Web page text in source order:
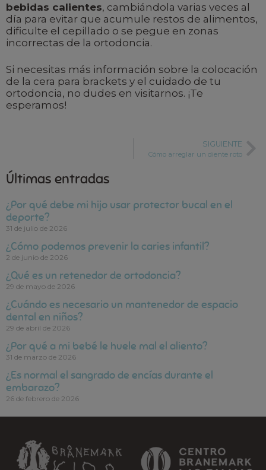
bebidas calientes, cambiándola varias veces al
día para evitar que acumule restos de alimentos,
dificulte el cepillado o se pegue en zonas
incorrectas de la ortodoncia.
Si necesitas más información sobre la colocación
de la cera para brackets y el cuidado de tu
ortodoncia, no dudes en visitarnos. ¡Te
esperamos!
SIGUIENTE
Cómo arreglar un diente roto
Últimas entradas
¿Por qué debe mi hijo usar protector bucal en el
deporte?
31 de julio de 2026
¿Cómo podemos prevenir la caries infantil?
2 de junio de 2026
¿Qué es un retenedor de ortodoncia?
29 de mayo de 2026
¿Cuándo es necesario un mantenedor de espacio
dental en niños?
29 de abril de 2026
¿Por qué a mi bebé le huele mal el aliento?
31 de marzo de 2026
¿Es normal el sangrado de encías durante el
embarazo?
26 de febrero de 2026